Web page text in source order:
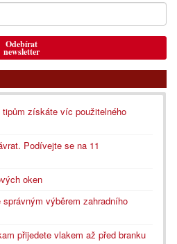
Odebírat
newsletter
získáte víc použitelného
Podívejte se na 11
oken
výběrem zahradního
přijedete vlakem až před branku